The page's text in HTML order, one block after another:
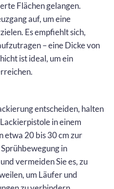
Flächen gelangen.
auf, um eine
Es empfiehlt sich,
– eine Dicke von
ist ideal, um ein
entscheiden, halten
in einem
etwa 20 bis 30 cm zur
in
vermeiden Sie es, zu
um Läufer und